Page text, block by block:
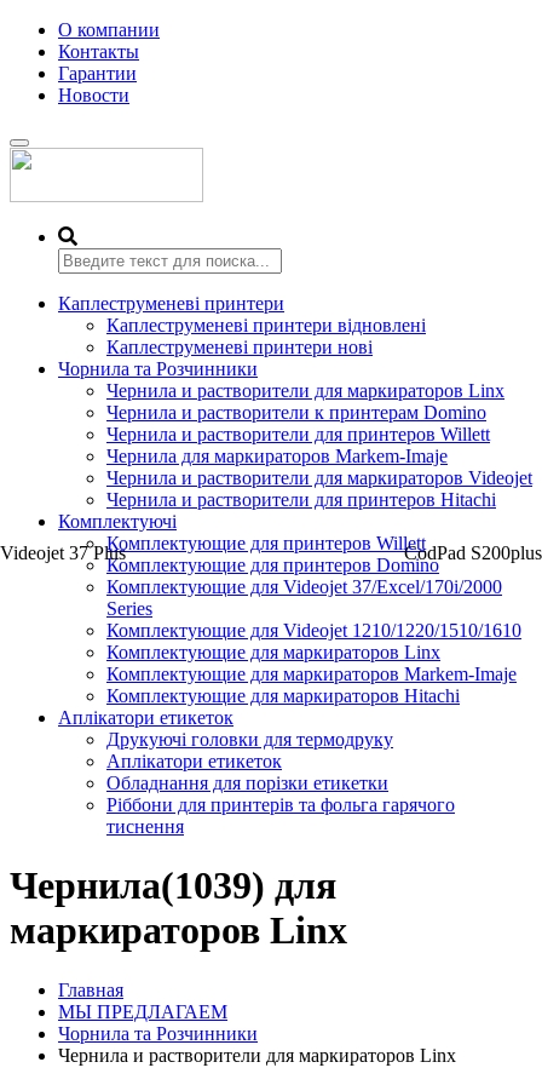
О компании
Контакты
Гарантии
Новости
Переключить
навигацию
Каплеструменеві принтери
Каплеструменеві принтери відновлені
Каплеструменеві принтери нові
Чорнила та Розчинники
Чернила и растворители для маркираторов Linx
Чернила и растворители к принтерам Domino
Чернила и растворители для принтеров Willett
Чернила для маркираторов Markem-Imaje
Чернила и растворители для маркираторов Videojet
Чернила и растворители для принтеров Hitachi
Комплектуючі
Комплектующие для принтеров Willett
Комплектующие для принтеров Domino
Комплектующие для Videojet 37/Excel/170i/2000
Series
Комплектующие для Videojet 1210/1220/1510/1610
Комплектующие для маркираторов Linx
Комплектующие для маркираторов Markem-Imaje
Комплектующие для маркираторов Hitachi
Аплікатори етикеток
Друкуючі головки для термодруку
Аплікатори етикеток
Обладнання для порізки етикетки
Ріббони для принтерів та фольга гарячого
тиснення
Чернила(1039) для
маркираторов Linx
Главная
МЫ ПРЕДЛАГАЕМ
Чорнила та Розчинники
Чернила и растворители для маркираторов Linx
Videojet 37 Plus CodPad S200plus